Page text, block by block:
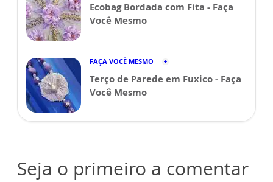
Ecobag Bordada com Fita - Faça
Você Mesmo
FAÇA VOCÊ MESMO
Terço de Parede em Fuxico - Faça
Você Mesmo
Seja o primeiro a comentar